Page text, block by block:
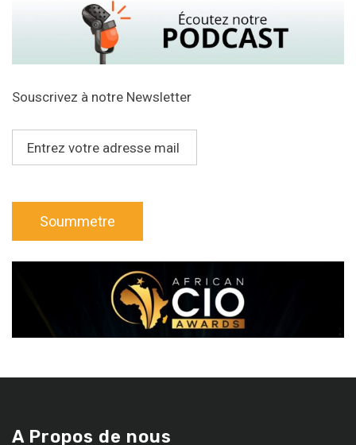
Souscrivez à notre Newsletter
A Propos de nous